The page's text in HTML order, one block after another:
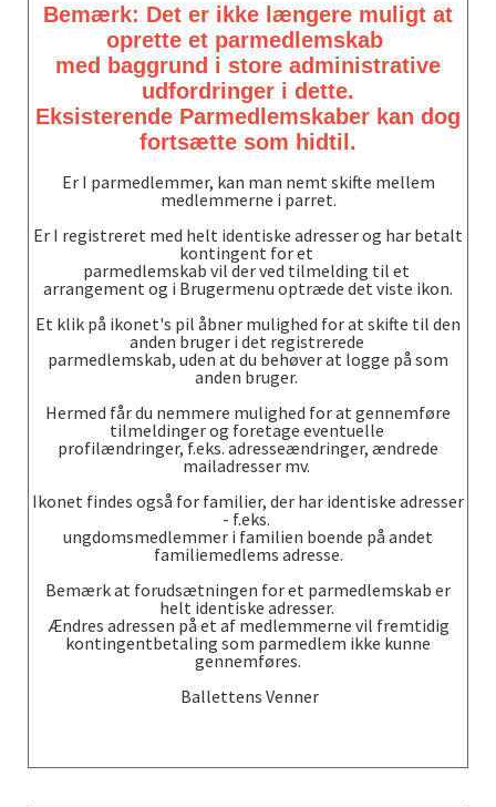
Bemærk: Det er ikke længere muligt at
oprette et parmedlemskab
med baggrund i store administrative
udfordringer i dette.
Eksisterende Parmedlemskaber kan dog
fortsætte som hidtil.
Er I parmedlemmer, kan man nemt skifte mellem
medlemmerne i parret.
Er I registreret med helt identiske adresser og har betalt
kontingent for et
parmedlemskab vil der ved tilmelding til et
arrangement og i Brugermenu optræde det viste ikon.
Et klik på ikonet's pil åbner mulighed for at skifte til den
anden bruger i det registrerede
parmedlemskab, uden at du behøver at logge på som
anden bruger.
Hermed får du nemmere mulighed for at gennemføre
tilmeldinger og foretage eventuelle
profilændringer, f.eks. adresseændringer, ændrede
mailadresser mv.
Ikonet findes også for familier, der har identiske adresser
- f.eks.
ungdomsmedlemmer i familien boende på andet
familiemedlems adresse.
Bemærk at forudsætningen for et parmedlemskab er
helt identiske adresser.
Ændres adressen på et af medlemmerne vil fremtidig
kontingentbetaling som parmedlem ikke kunne
gennemføres.
Ballettens Venner